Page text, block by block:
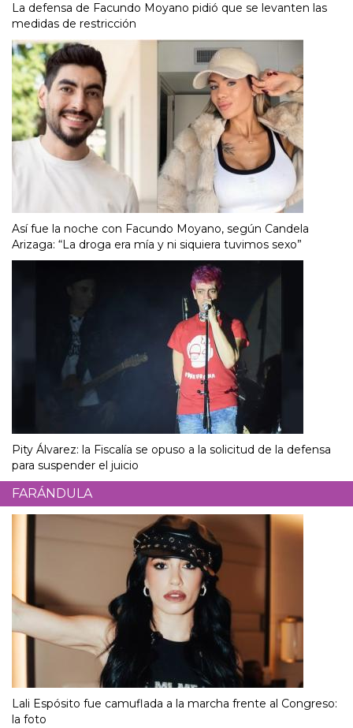
La defensa de Facundo Moyano pidió que se levanten las
medidas de restricción
Así fue la noche con Facundo Moyano, según Candela
Arizaga: “La droga era mía y ni siquiera tuvimos sexo”
Pity Álvarez: la Fiscalía se opuso a la solicitud de la defensa
para suspender el juicio
FARÁNDULA
Lali Espósito fue camuflada a la marcha frente al Congreso:
la foto